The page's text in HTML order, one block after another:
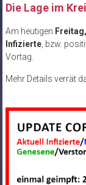
Die Lage im
Am heutigen
Infizierte, bzw.
Vortag.
Mehr Details verrät